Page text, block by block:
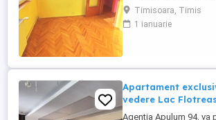
pe două părți, 2 bai,1
apartamente pe etaj ,
faianță,gresie
este 157000 euro iar
Timisoara, Timis
1 ianuarie
Apartament
vedere Lac
Agentia Apulum 94, va